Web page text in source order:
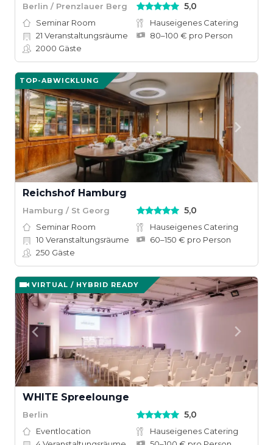
Berlin / Prenzlauer Berg 5,0
Seminar Room
Hauseigenes Catering
21 Veranstaltungsräume
80–100 € pro Person
2000 Gäste
TOP-ABWICKLUNG
Reichshof Hamburg
Hamburg / St Georg 5,0
Seminar Room
Hauseigenes Catering
10 Veranstaltungsräume
60–150 € pro Person
250 Gäste
VIRTUAL / HYBRID READY
WHITE Spreelounge
Berlin 5,0
Eventlocation
Hauseigenes Catering